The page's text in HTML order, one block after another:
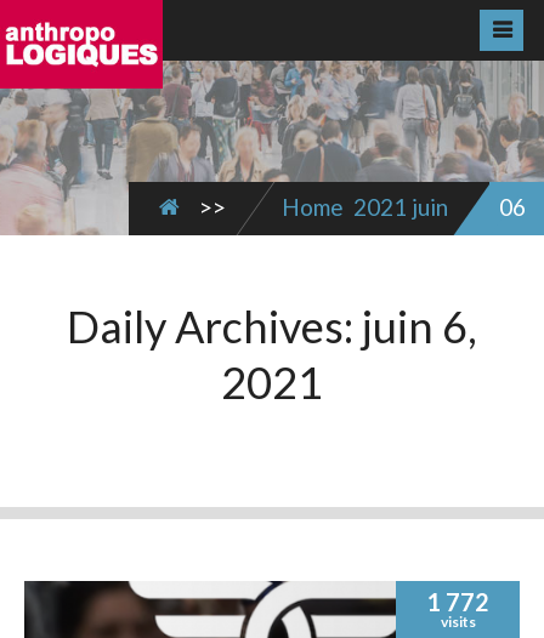
>> Home 2021 juin 06
Daily Archives: juin 6,
2021
1 772
visits